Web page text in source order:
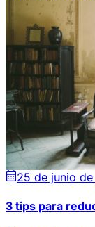
25 de junio
3 tips para